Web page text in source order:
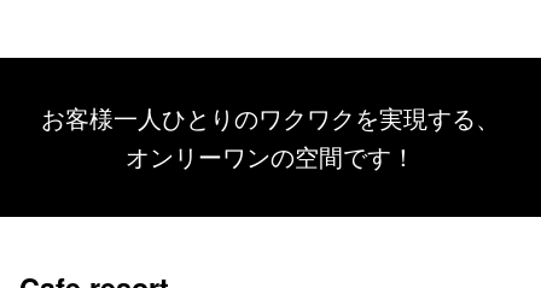
お客様一人ひとりのワクワクを実現する、
オンリーワンの空間です！